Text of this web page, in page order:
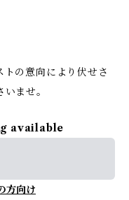
の意向により伏せさ
ませ。
available
方向け